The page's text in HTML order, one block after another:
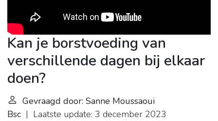
Kan je borstvoeding van
verschillende dagen bij elkaar
doen?
Gevraagd door: Sanne Moussaoui
Bsc | Laatste update: 3 december 2023